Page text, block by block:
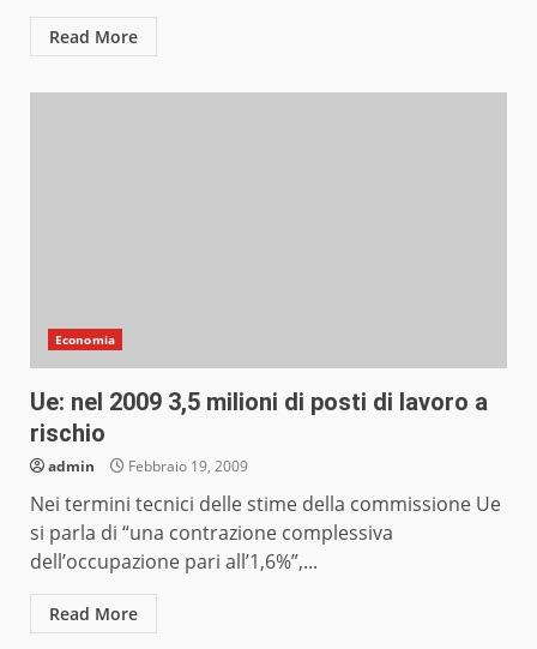
Read More
Economia
Ue: nel 2009 3,5 milioni di posti di lavoro a
rischio
admin Febbraio 19, 2009
Nei termini tecnici delle stime della commissione Ue
si parla di “una contrazione complessiva
dell’occupazione pari all’1,6%”,...
Read More